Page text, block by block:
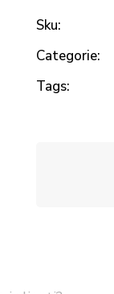
Sku:
Categorie:
Tags: